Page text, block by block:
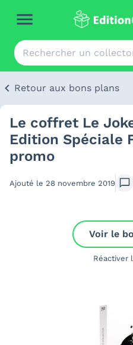
Retour aux bons plans
Le coffret Le
Edition Spéciale
promo
Ajouté le 28 novembre 2019
Voir le
Réactiver